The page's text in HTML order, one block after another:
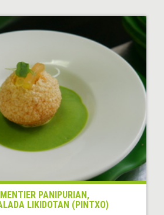
PANIPURIAN,
LIKIDOTAN (PINTXO)